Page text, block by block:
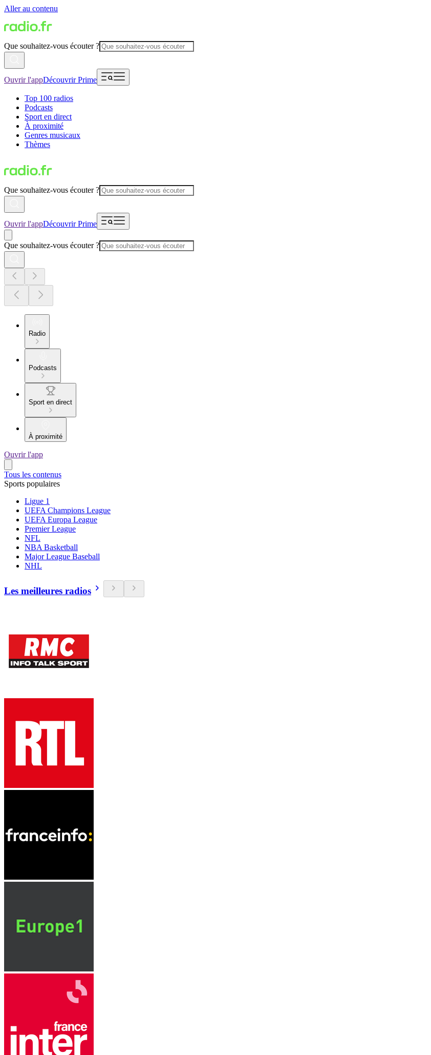
Aller au contenu
Que souhaitez-vous écouter ?
Ouvrir l'appDécouvrir Prime
Top 100 radios
Podcasts
Sport en direct
À proximité
Genres musicaux
Thèmes
Que souhaitez-vous écouter ?
Ouvrir l'appDécouvrir Prime
Que souhaitez-vous écouter ?
Radio
Podcasts
Sport en direct
À proximité
Ouvrir l'app
Tous les contenus
Sports populaires
Ligue 1
UEFA Champions League
UEFA Europa League
Premier League
NFL
NBA Basketball
Major League Baseball
NHL
Les meilleures radios